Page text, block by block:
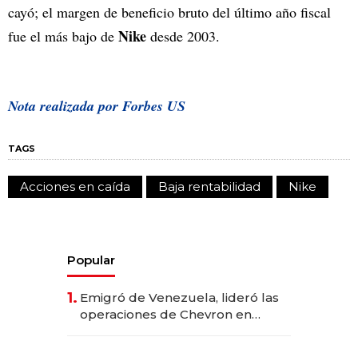
cayó; el margen de beneficio bruto del último año fiscal
fue el más bajo de Nike desde 2003.
Nota realizada por Forbes US
TAGS
Acciones en caída Baja rentabilidad Nike
Popular
1. Emigró de Venezuela, lideró las
operaciones de Chevron en